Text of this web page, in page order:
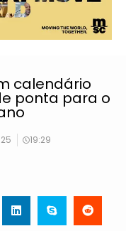
calendário
ponta para o
19:29